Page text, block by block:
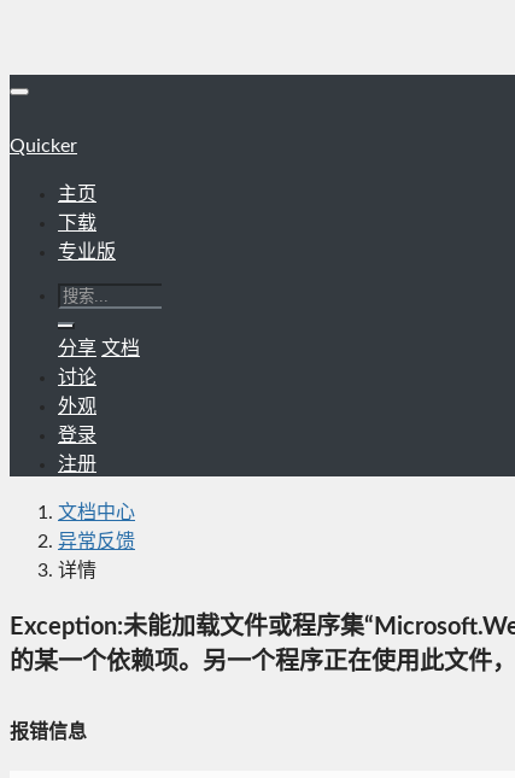
Quicker
主页
下载
专业版
分享 文档
讨论
外观
登录
注册
文档中心
异常反馈
详情
Exception:未能加载文件或程序集
的某一个依赖项。另一个程序正在使用此文件
报错信息